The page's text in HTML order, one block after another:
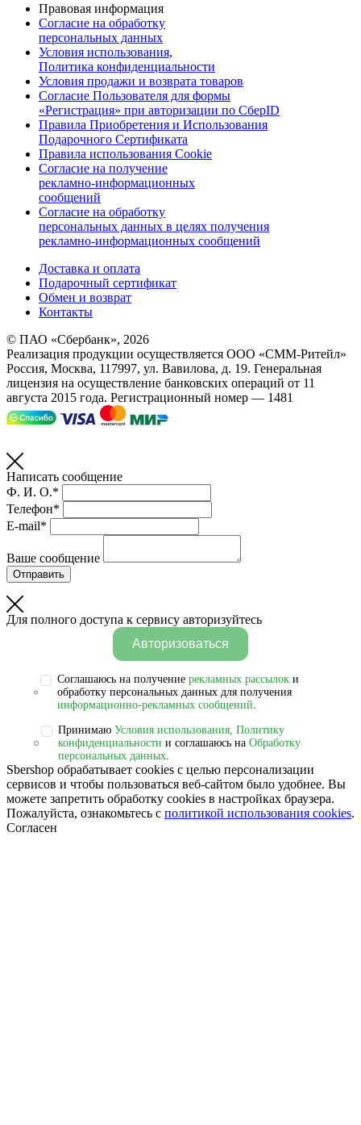
Правовая информация
Согласие на обработку
персональных данных
Условия использования,
Политика конфиденциальности
Условия продажи и возврата товаров
Согласие Пользователя для формы
«Регистрация» при авторизации по СберID
Правила Приобретения и Использования
Подарочного Сертификата
Правила использования Cookie
Согласие на получение
рекламно-информационных
сообщений
Согласие на обработку
персональных данных в целях получения
рекламно-информационных сообщений
Доставка и оплата
Подарочный сертификат
Обмен и возврат
Контакты
© ПАО «Сбербанк», 2026
Реализация продукции осуществляется ООО «СММ-Ритейл»
Россия, Москва, 117997, ул. Вавилова, д. 19. Генеральная
лицензия на осуществление банковских операций от 11
августа 2015 года. Регистрационный номер — 1481
Написать сообщение
Ф. И. О.*
Телефон*
E-mail*
Ваше сообщение
Отправить
Для полного доступа к сервису авторизуйтесь
Авторизоваться
Соглашаюсь на получениерекламных рассылок и
обработку персональных данных для получения
информационно-рекламных сообщений
Принимаю Условия использования, Политику
конфиденциальности и соглашаюсь на Обработку
персональных данных.
Sbershop обрабатывает cookies с целью персонализации
сервисов и чтобы пользоваться веб-сайтом было удобнее. Вы
можете запретить обработку сookies в настройках браузера.
Пожалуйста, ознакомьтесь с политикой использования cookies.
Согласен